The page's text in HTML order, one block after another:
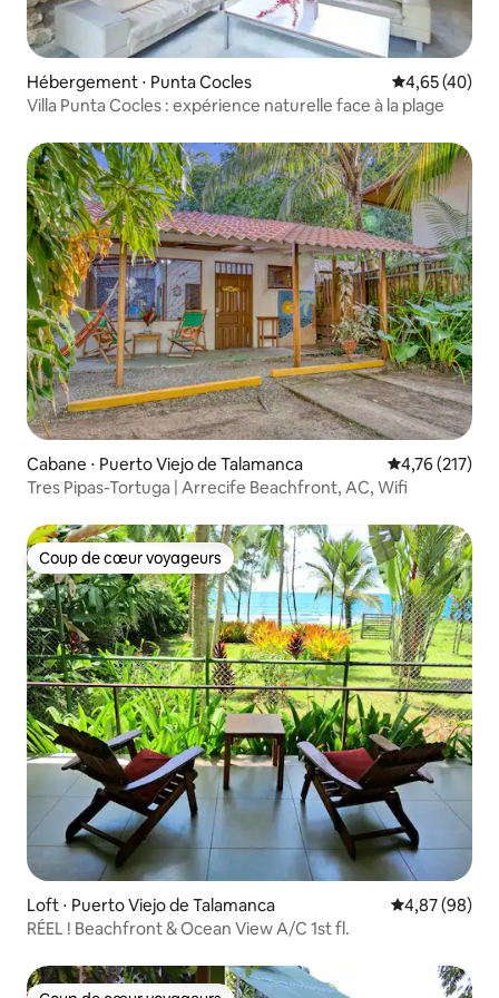
Hébergement ⋅ Punta Cocles Évaluation
4,65 (40)
Villa Punta Cocles : expérience naturelle face à la plage
Cabane ⋅ Puerto Viejo de Talamanca Évaluation
4,76 (217)
Tres Pipas-Tortuga | Arrecife Beachfront, AC, Wifi
Coup de cœur voyageurs
Coup de cœur voyageurs
Loft ⋅ Puerto Viejo de Talamanca Évaluation
4,87 (98)
RÉEL ! Beachfront & Ocean View A/C 1st fl.